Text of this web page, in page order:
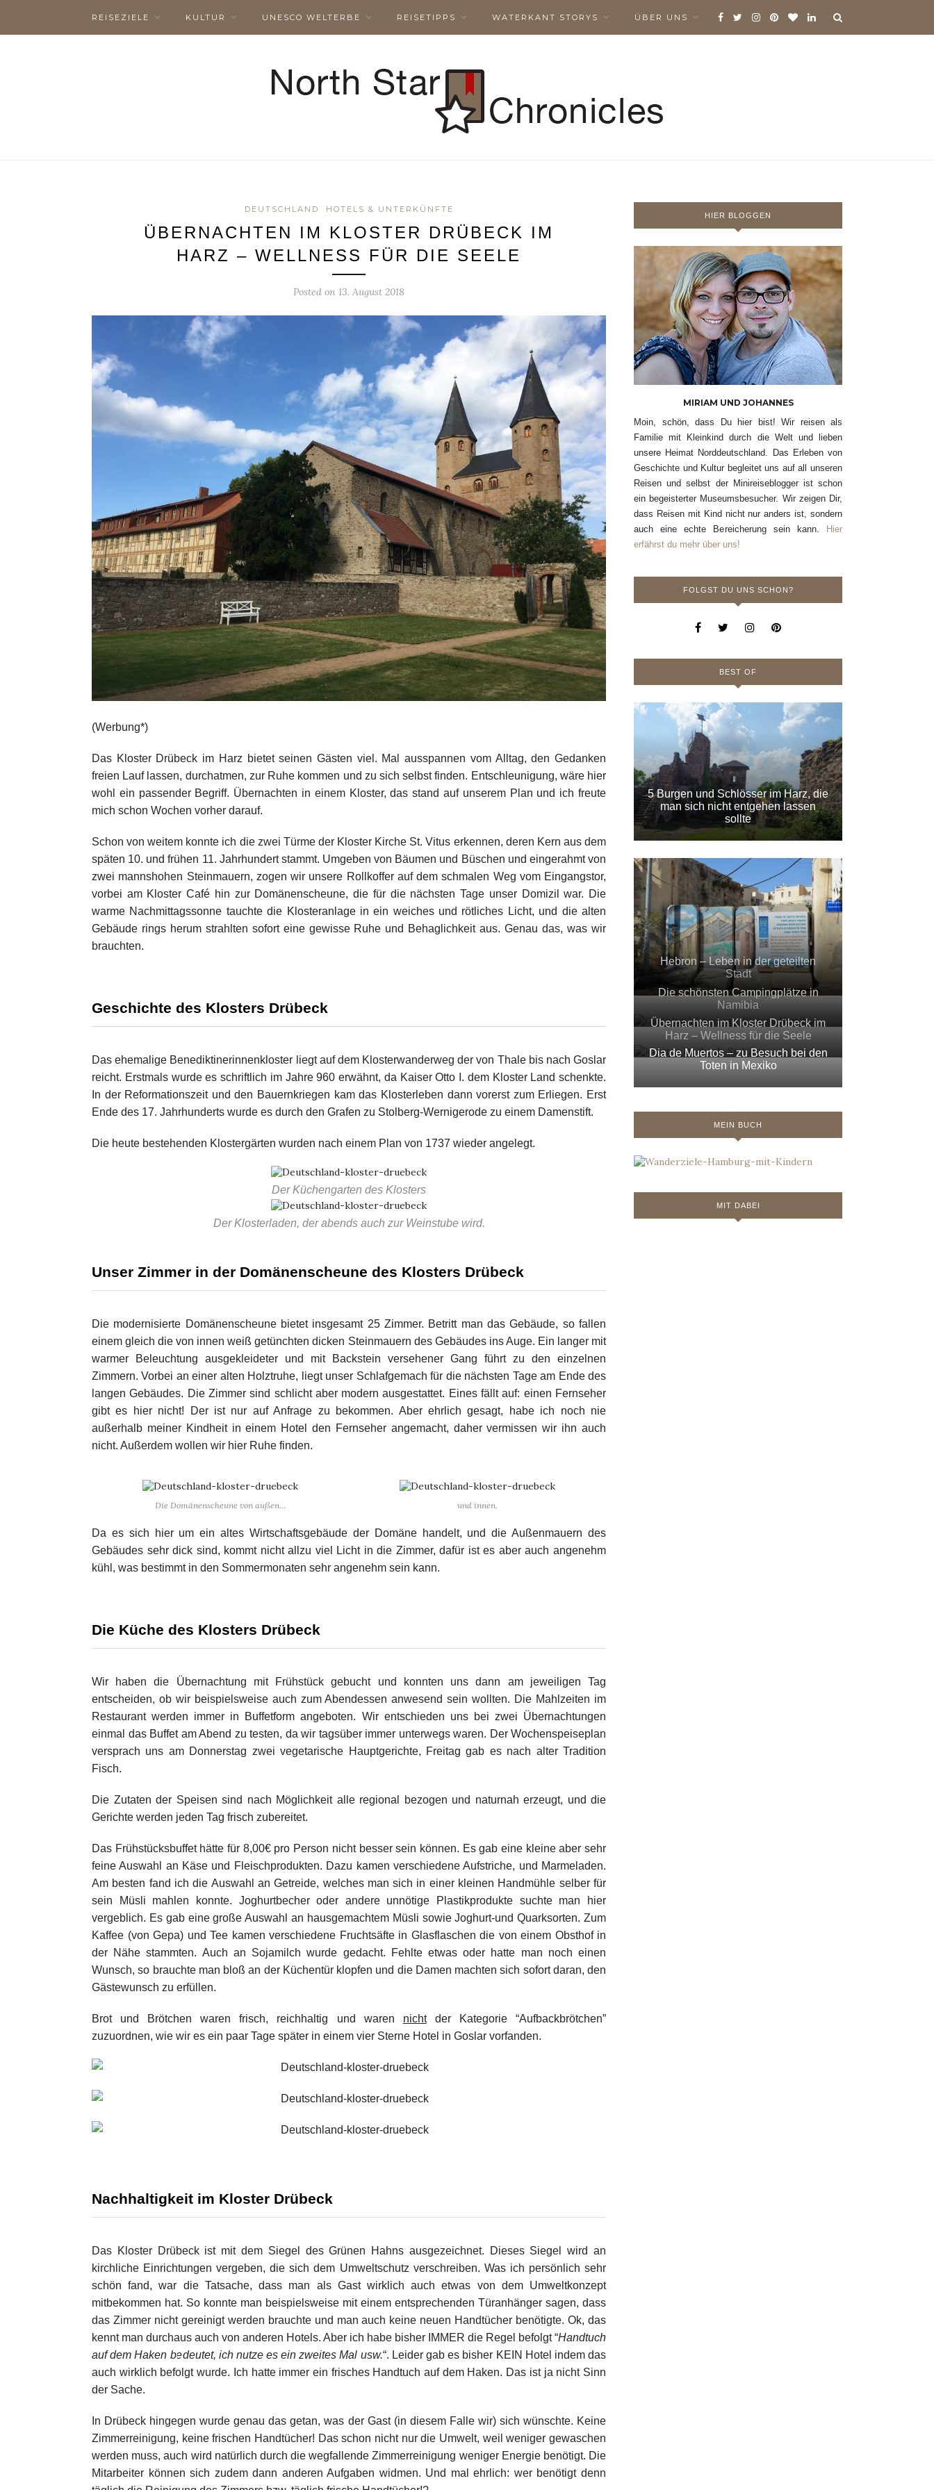
REISEZIELE KULTUR UNESCO WELTERBE REISETIPPS WATERKANT STORYS ÜBER UNS
DEUTSCHLAND HOTELS & UNTERKÜNFTE
ÜBERNACHTEN IM KLOSTER DRÜBECK IM
HARZ – WELLNESS FÜR DIE SEELE
Posted on 13. August 2018
(Werbung*)
Das Kloster Drübeck im Harz bietet seinen Gästen viel. Mal ausspannen vom Alltag, den Gedanken
freien Lauf lassen, durchatmen, zur Ruhe kommen und zu sich selbst finden. Entschleunigung, wäre hier
wohl ein passender Begriff. Übernachten in einem Kloster, das stand auf unserem Plan und ich freute
mich schon Wochen vorher darauf.
Schon von weitem konnte ich die zwei Türme der Kloster Kirche St. Vitus erkennen, deren Kern aus dem
späten 10. und frühen 11. Jahrhundert stammt. Umgeben von Bäumen und Büschen und eingerahmt von
zwei mannshohen Steinmauern, zogen wir unsere Rollkoffer auf dem schmalen Weg vom Eingangstor,
vorbei am Kloster Café hin zur Domänenscheune, die für die nächsten Tage unser Domizil war. Die
warme Nachmittagssonne tauchte die Klosteranlage in ein weiches und rötliches Licht, und die alten
Gebäude rings herum strahlten sofort eine gewisse Ruhe und Behaglichkeit aus. Genau das, was wir
brauchten.
Geschichte des Klosters Drübeck
Das ehemalige Benediktinerinnenkloster liegt auf dem Klosterwanderweg der von Thale bis nach Goslar
reicht. Erstmals wurde es schriftlich im Jahre 960 erwähnt, da Kaiser Otto I. dem Kloster Land schenkte.
In der Reformationszeit und den Bauernkriegen kam das Klosterleben dann vorerst zum Erliegen. Erst
Ende des 17. Jahrhunderts wurde es durch den Grafen zu Stolberg-Wernigerode zu einem Damenstift.
Die heute bestehenden Klostergärten wurden nach einem Plan von 1737 wieder angelegt.
Der Küchengarten des Klosters
Der Klosterladen, der abends auch zur Weinstube wird.
Unser Zimmer in der Domänenscheune des Klosters Drübeck
Die modernisierte Domänenscheune bietet insgesamt 25 Zimmer. Betritt man das Gebäude, so fallen
einem gleich die von innen weiß getünchten dicken Steinmauern des Gebäudes ins Auge. Ein langer mit
warmer Beleuchtung ausgekleideter und mit Backstein versehener Gang führt zu den einzelnen
Zimmern. Vorbei an einer alten Holztruhe, liegt unser Schlafgemach für die nächsten Tage am Ende des
langen Gebäudes. Die Zimmer sind schlicht aber modern ausgestattet. Eines fällt auf: einen Fernseher
gibt es hier nicht! Der ist nur auf Anfrage zu bekommen. Aber ehrlich gesagt, habe ich noch nie
außerhalb meiner Kindheit in einem Hotel den Fernseher angemacht, daher vermissen wir ihn auch
nicht. Außerdem wollen wir hier Ruhe finden.
Die Domänenscheune von außen… und innen.
Da es sich hier um ein altes Wirtschaftsgebäude der Domäne handelt, und die Außenmauern des
Gebäudes sehr dick sind, kommt nicht allzu viel Licht in die Zimmer, dafür ist es aber auch angenehm
kühl, was bestimmt in den Sommermonaten sehr angenehm sein kann.
Die Küche des Klosters Drübeck
Wir haben die Übernachtung mit Frühstück gebucht und konnten uns dann am jeweiligen Tag
entscheiden, ob wir beispielsweise auch zum Abendessen anwesend sein wollten. Die Mahlzeiten im
Restaurant werden immer in Buffetform angeboten. Wir entschieden uns bei zwei Übernachtungen
einmal das Buffet am Abend zu testen, da wir tagsüber immer unterwegs waren. Der Wochenspeiseplan
versprach uns am Donnerstag zwei vegetarische Hauptgerichte, Freitag gab es nach alter Tradition
Fisch.
Die Zutaten der Speisen sind nach Möglichkeit alle regional bezogen und naturnah erzeugt, und die
Gerichte werden jeden Tag frisch zubereitet.
Das Frühstücksbuffet hätte für 8,00€ pro Person nicht besser sein können. Es gab eine kleine aber sehr
feine Auswahl an Käse und Fleischprodukten. Dazu kamen verschiedene Aufstriche, und Marmeladen.
Am besten fand ich die Auswahl an Getreide, welches man sich in einer kleinen Handmühle selber für
sein Müsli mahlen konnte. Joghurtbecher oder andere unnötige Plastikprodukte suchte man hier
vergeblich. Es gab eine große Auswahl an hausgemachtem Müsli sowie Joghurt-und Quarksorten. Zum
Kaffee (von Gepa) und Tee kamen verschiedene Fruchtsäfte in Glasflaschen die von einem Obsthof in
der Nähe stammten. Auch an Sojamilch wurde gedacht. Fehlte etwas oder hatte man noch einen
Wunsch, so brauchte man bloß an der Küchentür klopfen und die Damen machten sich sofort daran, den
Gästewunsch zu erfüllen.
Brot und Brötchen waren frisch, reichhaltig und waren nichtder Kategorie “Aufbackbrötchen”
zuzuordnen, wie wir es ein paar Tage später in einem vier Sterne Hotel in Goslar vorfanden.
Nachhaltigkeit im Kloster Drübeck
Das Kloster Drübeck ist mit dem Siegel des Grünen Hahns ausgezeichnet. Dieses Siegel wird an
kirchliche Einrichtungen vergeben, die sich dem Umweltschutz verschreiben. Was ich persönlich sehr
schön fand, war die Tatsache, dass man als Gast wirklich auch etwas von dem Umweltkonzept
mitbekommen hat. So konnte man beispielsweise mit einem entsprechenden Türanhänger sagen, dass
das Zimmer nicht gereinigt werden brauchte und man auch keine neuen Handtücher benötigte. Ok, das
kennt man durchaus auch von anderen Hotels. Aber ich habe bisher IMMER die Regel befolgt “Handtuch
auf dem Haken bedeutet, ich nutze es ein zweites Mal usw.“. Leider gab es bisher KEIN Hotel indem das
auch wirklich befolgt wurde. Ich hatte immer ein frisches Handtuch auf dem Haken. Das ist ja nicht Sinn
der Sache.
In Drübeck hingegen wurde genau das getan, was der Gast (in diesem Falle wir) sich wünschte. Keine
Zimmerreinigung, keine frischen Handtücher! Das schon nicht nur die Umwelt, weil weniger gewaschen
werden muss, auch wird natürlich durch die wegfallende Zimmerreinigung weniger Energie benötigt. Die
Mitarbeiter können sich zudem dann anderen Aufgaben widmen. Und mal ehrlich: wer benötigt denn
HIER BLOGGEN
MIRIAM UND JOHANNES
Moin, schön, dass Du hier bist! Wir reisen als
Familie mit Kleinkind durch die Welt und lieben
unsere Heimat Norddeutschland. Das Erleben von
Geschichte und Kultur begleitet uns auf all unseren
Reisen und selbst der Minireiseblogger ist schon
ein begeisterter Museumsbesucher. Wir zeigen Dir,
dass Reisen mit Kind nicht nur anders ist, sondern
auch eine echte Bereicherung sein kann.
Hier
erfährst du mehr über uns!
FOLGST DU UNS SCHON?
BEST OF
5 Burgen und Schlösser im Harz, die
man sich nicht entgehen lassen
sollte
Hebron – Leben in der geteilten
Stadt
Die schönsten Campingplätze in
Namibia
Übernachten im Kloster Drübeck im
Harz – Wellness für die Seele
Dia de Muertos – zu Besuch bei den
Toten in Mexiko
MEIN BUCH
MIT DABEI